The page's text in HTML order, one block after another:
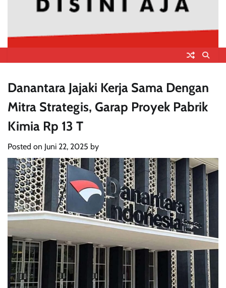
Danantara Jajaki Kerja Sama Dengan
Mitra Strategis, Garap Proyek Pabrik
Kimia Rp 13 T
Posted on Juni 22, 2025 by